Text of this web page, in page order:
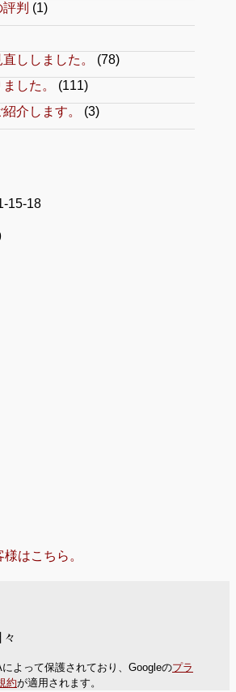
判 (1)
ししました。
(78)
した。
(111)
介します。
(3)
15-18
はこちら。
よって保護されており、Googleのプラ
約が適用されます。